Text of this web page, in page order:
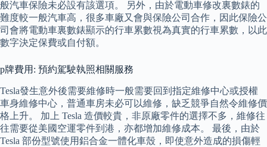
般汽車保險未必設有該選項。 另外，由於電動車修改裏數錶的
難度較一般汽車高，很多車廠又會與保險公司合作，因此保險公
司會將電動車裏數錶顯示的行車累數視為真實的行車累數，以此
數字決定保費或自付額。
p牌費用: 預約駕駛執照相關服務
Tesla發生意外後需要維修時一般需要回到指定維修中心或授權
車身維修中心，普通車房未必可以維修，缺乏競爭自然令維修價
格上升。 加上 Tesla 造價較貴，非原廠零件的選擇不多，維修往
往需要從美國空運零件到港，亦都增加維修成本。 最後，由於
Tesla 部份型號使用鋁合金一體化車殼，即使意外造成的損傷輕